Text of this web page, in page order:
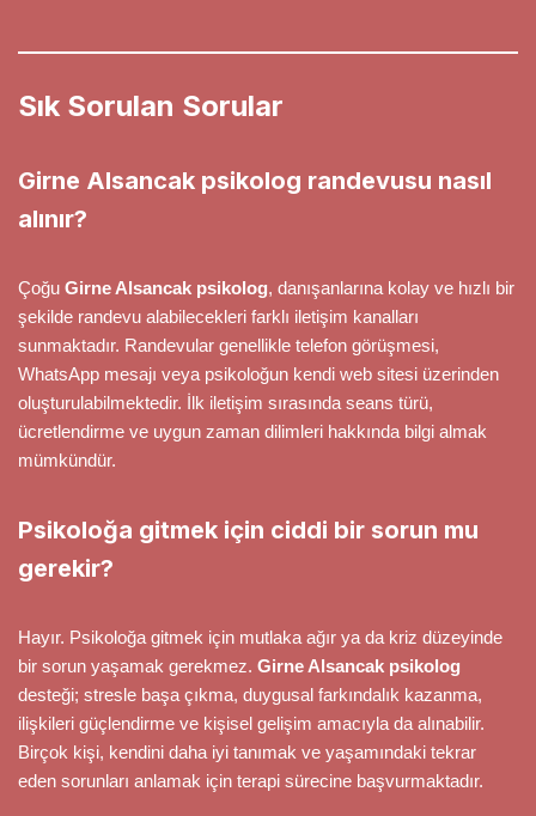
Sık Sorulan Sorular
Girne Alsancak psikolog randevusu nasıl
alınır?
Çoğu Girne Alsancak psikolog, danışanlarına kolay ve hızlı bir
şekilde randevu alabilecekleri farklı iletişim kanalları
sunmaktadır. Randevular genellikle telefon görüşmesi,
WhatsApp mesajı veya psikoloğun kendi web sitesi üzerinden
oluşturulabilmektedir. İlk iletişim sırasında seans türü,
ücretlendirme ve uygun zaman dilimleri hakkında bilgi almak
mümkündür.
Psikoloğa gitmek için ciddi bir sorun mu
gerekir?
Hayır. Psikoloğa gitmek için mutlaka ağır ya da kriz düzeyinde
bir sorun yaşamak gerekmez. Girne Alsancak psikolog
desteği; stresle başa çıkma, duygusal farkındalık kazanma,
ilişkileri güçlendirme ve kişisel gelişim amacıyla da alınabilir.
Birçok kişi, kendini daha iyi tanımak ve yaşamındaki tekrar
eden sorunları anlamak için terapi sürecine başvurmaktadır.